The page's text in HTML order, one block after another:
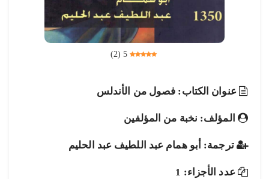
5
(
2
)
عنوان الكتاب: فصول من الأندلس
المؤلف: نخبة من المؤلفين
ترجمة: أبو همام عبد اللطيف عبد الحليم
عدد الأجزاء: 1